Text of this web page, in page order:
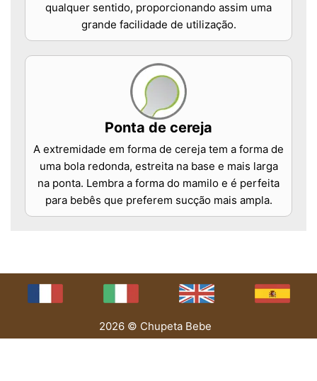
qualquer sentido, proporcionando assim uma
grande facilidade de utilização.
Ponta de cereja
A extremidade em forma de cereja tem a forma de
uma bola redonda, estreita na base e mais larga
na ponta. Lembra a forma do mamilo e é perfeita
para bebês que preferem sucção mais ampla.
2026 © Chupeta Bebe